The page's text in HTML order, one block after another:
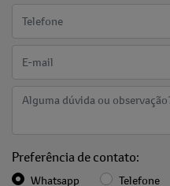
Preferência de contato:
Whatsapp Telefone